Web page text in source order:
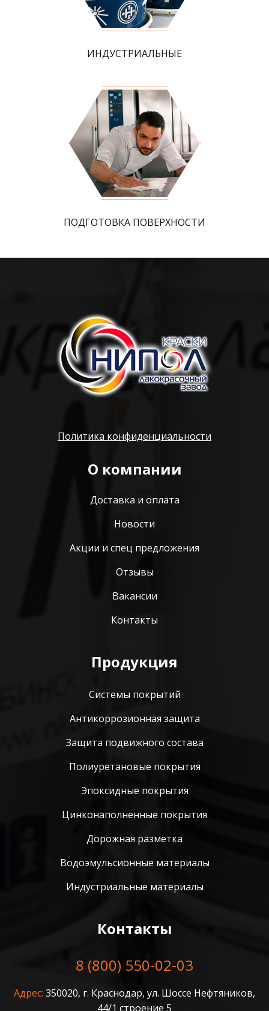
ИНДУСТРИАЛЬНЫЕ
ПОДГОТОВКА ПОВЕРХНОСТИ
Политика конфиденциальности
О компании
Доставка и оплата
Новости
Акции и спец предложения
Отзывы
Вакансии
Контакты
Продукция
Системы покрытий
Антикоррозионная защита
Защита подвижного состава
Полиуретановые покрытия
Эпоксидные покрытия
Цинконаполненные покрытия
Дорожная разметка
Водоэмульсионные материалы
Индустриальные материалы
Контакты
8 (800) 550-02-03
Адрес: 350020, г. Краснодар, ул. Шоссе Нефтяников,
44/1 строение 5